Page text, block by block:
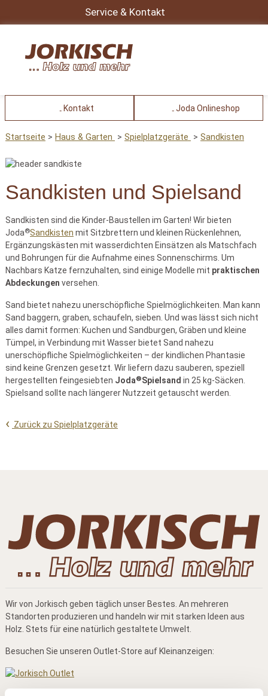
Service & Kontakt
Kontakt Joda Onlineshop
Startseite Haus & Garten Spielplatzgeräte Sandkisten
Sandkisten und Spielsand
Sandkisten sind die Kinder-Baustellen im Garten! Wir bieten
Joda®Sandkisten mit Sitzbrettern und kleinen Rückenlehnen,
Ergänzungskästen mit wasserdichten Einsätzen als Matschfach
und Bohrungen für die Aufnahme eines Sonnenschirms. Um
Nachbars Katze fernzuhalten, sind einige Modelle mit praktischen
Abdeckungen versehen.
Sand bietet nahezu unerschöpfliche Spielmöglichkeiten. Man kann
Sand baggern, graben, schaufeln, sieben. Und was lässt sich nicht
alles damit formen: Kuchen und Sandburgen, Gräben und kleine
Tümpel, in Verbindung mit Wasser bietet Sand nahezu
unerschöpfliche Spielmöglichkeiten – der kindlichen Phantasie
sind keine Grenzen gesetzt. Wir liefern dazu sauberen, speziell
hergestellten feingesiebten Joda®Spielsand in 25 kg-Säcken.
Spielsand sollte nach längerer Nutzzeit getauscht werden.
Zurück zu Spielplatzgeräte
Wir von Jorkisch geben täglich unser Bestes. An mehreren
Standorten produzieren und handeln wir mit starken Ideen aus
Holz. Stets für eine natürlich gestaltete Umwelt.
Besuchen Sie unseren Outlet-Store auf Kleinanzeigen: